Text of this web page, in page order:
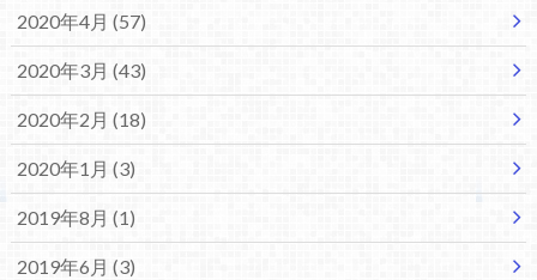
2020年4月 (57)
2020年3月 (43)
2020年2月 (18)
2020年1月 (3)
2019年8月 (1)
2019年6月 (3)